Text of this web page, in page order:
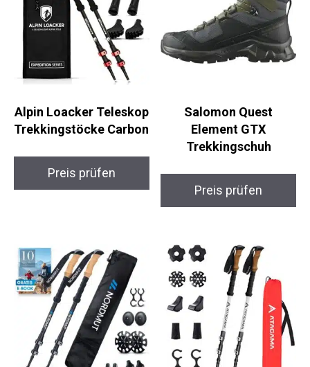
Alpin Loacker
Teleskop
Trekkingstöcke
Preis prüfen
Salomon Quest
Element GTX
Trekkingschuh